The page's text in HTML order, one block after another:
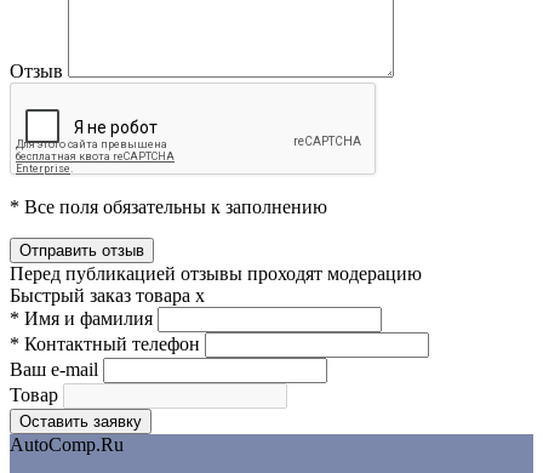
Отзыв
* Все поля обязательны к заполнению
Перед публикацией отзывы проходят модерацию
Быстрый заказ товара x
* Имя и фамилия
* Контактный телефон
Ваш e-mail
Товар
AutoComp.Ru